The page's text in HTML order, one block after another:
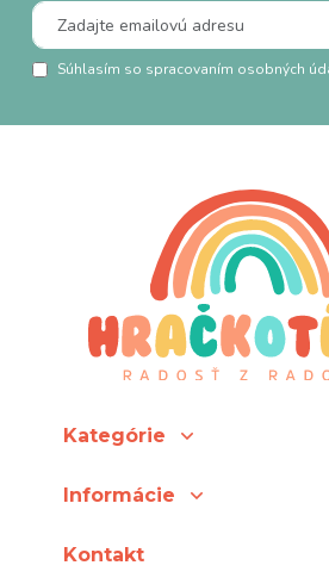
Súhlasím so spracovaním osobných
Kategórie
Informácie
Kontakt